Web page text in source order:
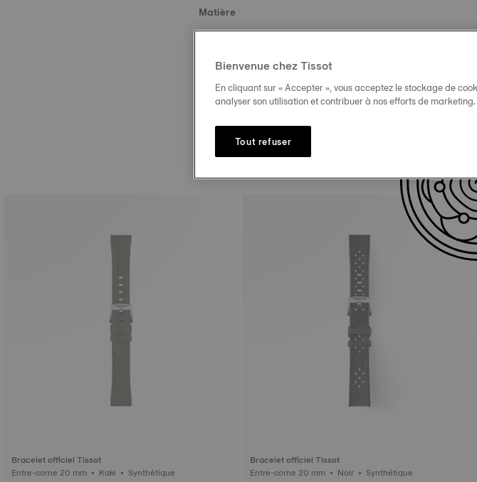
Matière
Boucle
Bracelet officiel Tissot
Entre-corne 20 mm • Kaki • Synthétique
Bracelet officiel Tissot
Entre-corne 20 mm • Noir • Synthétique
Bienvenue chez Tissot
En cliquant sur « Accepter », vous acceptez le stockage de
analyser son utilisation et contribuer à nos efforts de marketing.
Tout refuser